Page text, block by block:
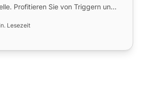
Profitieren Sie von Triggern und
Lesezeit